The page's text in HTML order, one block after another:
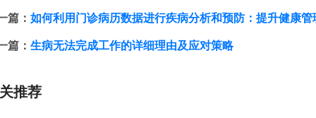
篇： 如何利用门诊病历数据进行疾病分析和预防：提升健康管
篇： 生病无法完成工作的详细理由及应对策略
推荐